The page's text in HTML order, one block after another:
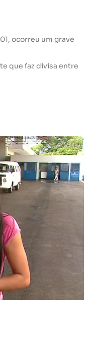
ocorreu um grave
que faz divisa entre